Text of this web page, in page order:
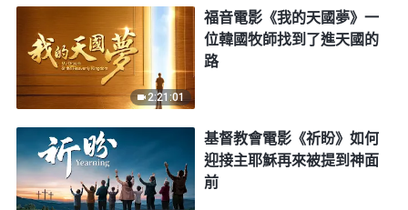
2:21:01
福音電影《我的天國夢》一
位韓國牧師找到了進天國的
路
基督教會電影《祈盼》如何
迎接主耶穌再來被提到神面
前